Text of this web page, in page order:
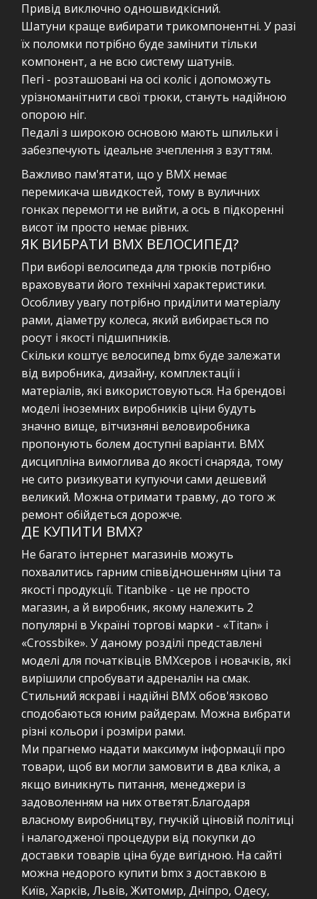
Привід виключно одношвидкісний.
Шатуни краще вибирати трикомпонентні. У разі
їх поломки потрібно буде замінити тільки
компонент, а не всю систему шатунів.
Пегі - розташовані на осі коліс і допоможуть
урізноманітнити свої трюки, стануть надійною
опорою ніг.
Педалі з широкою основою мають шпильки і
забезпечують ідеальне зчеплення з взуттям.
Важливо пам'ятати, що у ВМХ немає
перемикача швидкостей, тому в вуличних
гонках перемогти не вийти, а ось в підкоренні
висот їм просто немає рівних.
ЯК ВИБРАТИ ВМХ ВЕЛОСИПЕД?
При виборі велосипеда для трюків потрібно
враховувати його технічні характеристики.
Особливу увагу потрібно приділити матеріалу
рами, діаметру колеса, який вибирається по
росут і якості підшипників.
Скільки коштує велосипед bmx буде залежати
від виробника, дизайну, комплектації і
матеріалів, які використовуються. На брендові
моделі іноземних виробників ціни будуть
значно вище, вітчизняні веловиробника
пропонують болем доступні варіанти. ВМХ
дисципліна вимоглива до якості снаряда, тому
не сито ризикувати купуючи сами дешевий
великий. Можна отримати травму, до того ж
ремонт обійдеться дорожче.
ДЕ КУПИТИ ВМХ?
Не багато інтернет магазинів можуть
похвалитись гарним співвідношенням ціни та
якості продукції. Тitanbike - це не просто
магазин, а й виробник, якому належить 2
популярні в Україні торгові марки - «Titan» і
«Crossbike». У даному розділі представлені
моделі для початківців ВМХсеров і новачків, які
вирішили спробувати адреналін на смак.
Стильний яскраві і надійні ВМХ обов'язково
сподобаються юним райдерам. Можна вибрати
різні кольори і розміри рами.
Ми прагнемо надати максимум інформації про
товари, щоб ви могли замовити в два кліка, а
якщо виникнуть питання, менеджери із
задоволенням на них ответят.Благодаря
власному виробництву, гнучкій ціновій політиці
і налагодженої процедури від покупки до
доставки товарів ціна буде вигідною. На сайті
можна недорого купити bmx з доставкою в
Київ, Харків, Львів, Житомир, Дніпро, Одесу,